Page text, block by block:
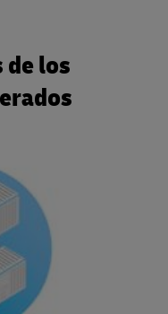
de los